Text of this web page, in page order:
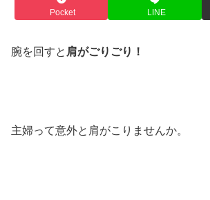
Pocket LINE
腕を回すと 肩がごりごり！
主婦って意外と肩がこりませんか。